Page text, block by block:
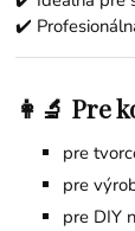
✔️
👩‍🔬 Pre
pre
pre
pre DIY